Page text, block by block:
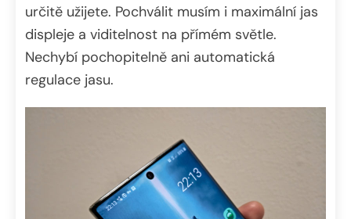
určitě užijete. Pochválit musím i maximální jas
displeje a viditelnost na přímém světle.
Nechybí pochopitelně ani automatická
regulace jasu.